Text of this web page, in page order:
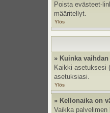
Poista evästeet-
määritellyt.
Ylös
» Kuinka
Kaikki asetuksesi
asetuksiasi.
Ylös
» Kellonaika on
Vaikka